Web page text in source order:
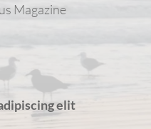
Magazine
elit